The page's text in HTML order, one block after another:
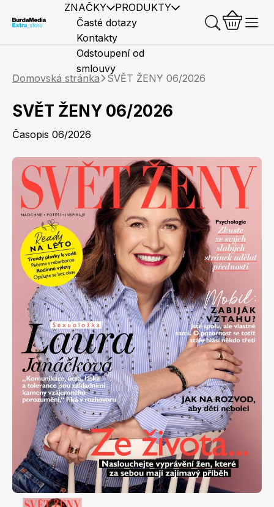
ZNAČKY PRODUKTY
Elle
Marianne
Apetit
Svět ženy
Elle Decoration
Marianne Bydlení
Marianne Venkov & styl
Předplatné časopisů
Knihy Merch
Časté dotazy
Kontakty
Odstoupení od
smlouvy
Domovská stránka
SVĚT ŽENY 06/2026
SVĚT ŽENY 06/2026
Časopis 06/2026